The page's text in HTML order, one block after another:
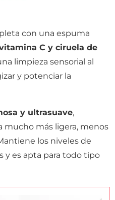
con una espuma
C y ciruela de
limpieza sensorial al
y potenciar la
y ultrasuave,
mucho más ligera, menos
los niveles de
y es apta para todo tipo